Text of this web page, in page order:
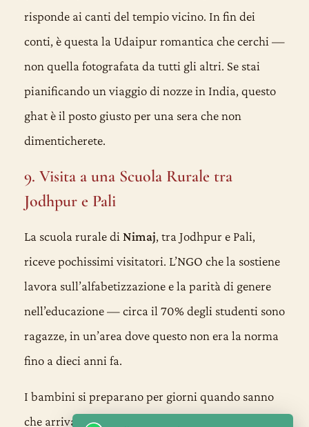
risponde ai canti del tempio vicino. In fin dei
conti, è questa la Udaipur romantica che cerchi —
non quella fotografata da tutti gli altri. Se stai
pianificando unviaggio di nozze in India, questo
ghat è il posto giusto per una sera che non
dimenticherete.
9. Visita a una Scuola Rurale tra
Jodhpur e Pali
La scuola rurale diNimaj, tra Jodhpur e Pali,
riceve pochissimi visitatori. L’NGO che la sostiene
lavora sull’alfabetizzazione e la parità di genere
nell’educazione — circa il 70% degli studenti sono
ragazze, in un’area dove questo non era la norma
fino a dieci anni fa.
I bambini si preparano per giorni quando sanno
che arriva un visitatore straniero. Hanno una lista